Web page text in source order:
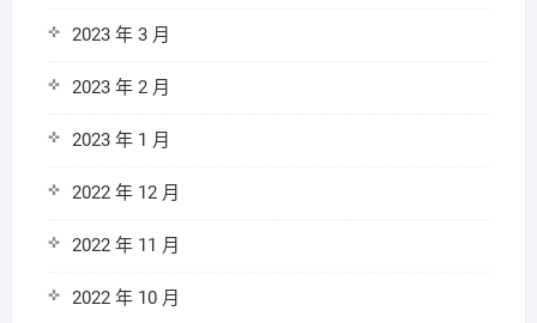
2023 年 3 月
2023 年 2 月
2023 年 1 月
2022 年 12 月
2022 年 11 月
2022 年 10 月